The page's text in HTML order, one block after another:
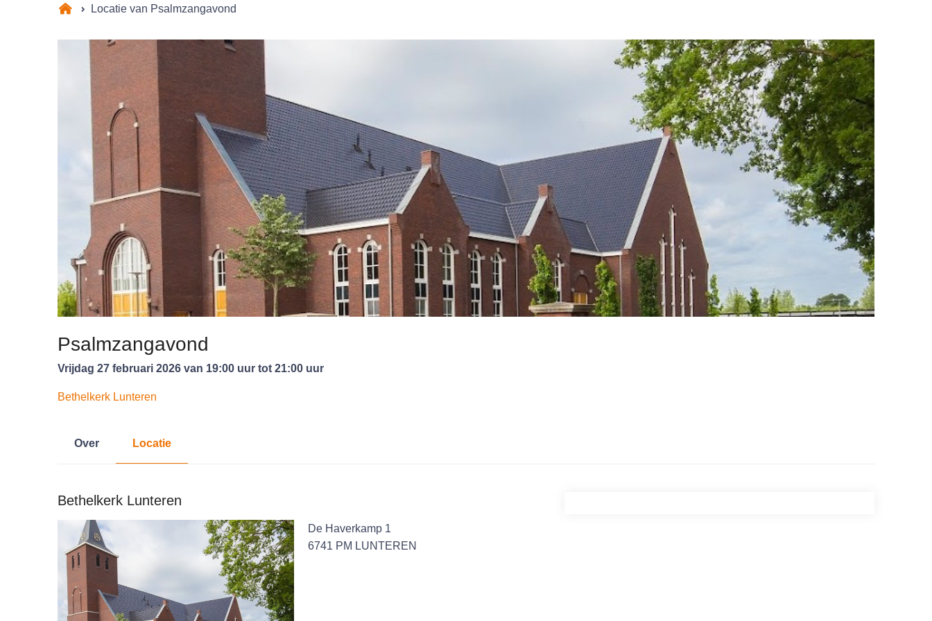
Locatie van Psalmzangavond
Psalmzangavond
vrijdag 27 februari 2026 van 19:00 uur tot 21:00 uur
Bethelkerk Lunteren
Over Locatie
Bethelkerk Lunteren
De Haverkamp 1
6741 PM LUNTEREN